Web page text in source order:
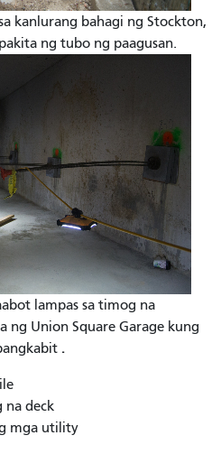
kanlurang bahagi ng Stockton,
ng tubo ng paagusan.
lampas sa timog na
ng Union Square Garage kung
.
na deck
mga utility